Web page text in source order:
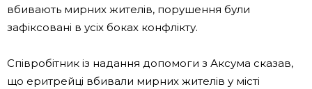
вбивають мирних жителів, порушення були
зафіксовані в усіх боках конфлікту.
Співробітник із надання допомоги з Аксума сказав,
що еритрейці вбивали мирних жителів у місті